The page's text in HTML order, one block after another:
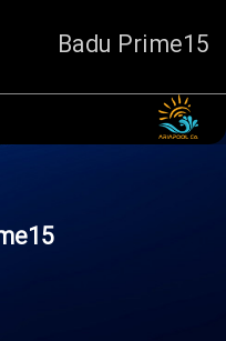
Badu Prime15